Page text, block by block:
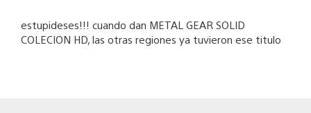
estupideses!!! cuando dan METAL GEAR SOLID
COLECION HD, las otras regiones ya tuvieron ese titulo